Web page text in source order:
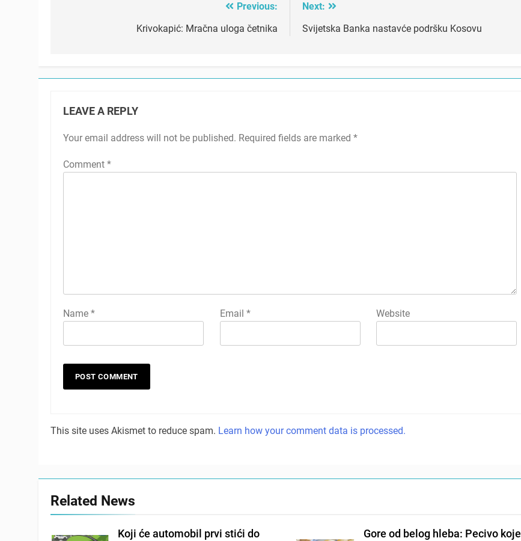
Previous:
Krivokapić: Mračna uloga četnika
Next:
Svijetska Banka nastavće podršku Kosovu
LEAVE A REPLY
Your email address will not be published. Required fields are marked *
Comment *
Name * Email * Website
This site uses Akismet to reduce spam. Learn how your comment data is processed.
Related News
Koji će automobil prvi stići do
Gore od belog hleba: Pecivo koje